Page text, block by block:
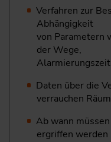
Verfahren zur
Abhängigkeit
von Parametern
der Wege,
Daten über die
verrauchen
Ab wann
ergriffen werden